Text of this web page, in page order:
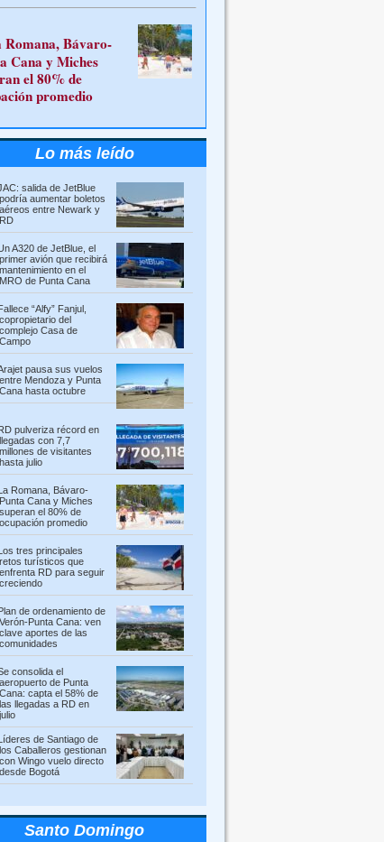
Romana, Bávaro-
Cana y Miches
el 80% de
promedio
Lo más leído
salida de JetBlue
podría aumentar boletos
aéreos entre Newark y
RD
A320 de JetBlue, el
primer avión que recibirá
mantenimiento en el
MRO de Punta Cana
“Alfy” Fanjul,
copropietario del
complejo Casa de
Campo
pausa sus vuelos
entre Mendoza y Punta
Cana hasta octubre
pulveriza récord en
llegadas con 7,7
millones de visitantes
hasta julio
Romana, Bávaro-
Punta Cana y Miches
superan el 80% de
ocupación promedio
tres principales
retos turísticos que
enfrenta RD para seguir
creciendo
de ordenamiento de
Verón-Punta Cana: ven
clave aportes de las
comunidades
consolida el
aeropuerto de Punta
Cana: capta el 58% de
las llegadas a RD en
julio
de Santiago de
los Caballeros gestionan
con Wingo vuelo directo
desde Bogotá
Santo Domingo